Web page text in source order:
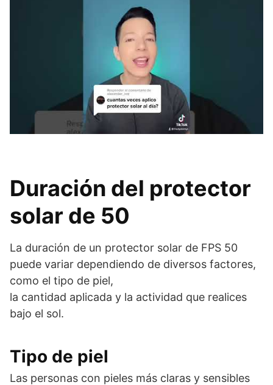
Duración del protector
solar de 50
La duración de un protector solar de FPS 50
puede variar dependiendo de diversos factores,
como el tipo de piel,
la cantidad aplicada y la actividad que realices
bajo el sol.
Tipo de piel
Las personas con pieles más claras y sensibles